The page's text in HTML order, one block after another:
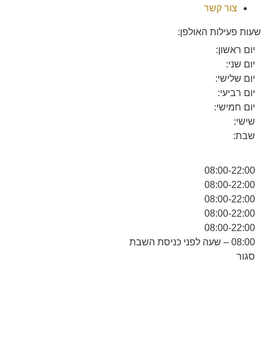
צור קשר
שעות פעילות האולפן:
יום ראשון:
יום שני:
יום שלישי:
יום רביעי:
יום חמישי:
שישי:
שבת:
08:00-22:00
08:00-22:00
08:00-22:00
08:00-22:00
08:00-22:00
08:00 – שעה לפני כניסת השבת
סגור